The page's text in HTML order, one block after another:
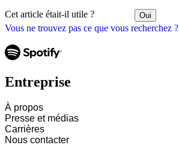
Vous ne trouvez pas ce que vous recherchez ?
Cet article était-il utile ? Oui
Entreprise
À propos
Presse et médias
Carrières
Nous contacter